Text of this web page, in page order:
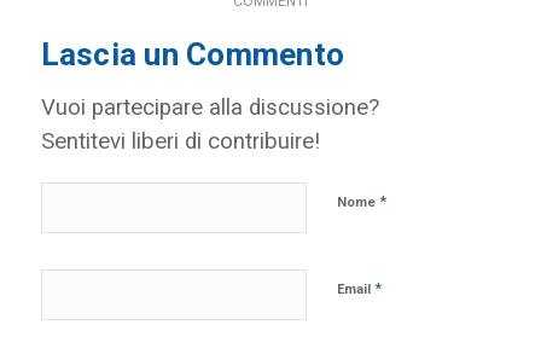
Lascia un Commento
Vuoi partecipare alla discussione?
Sentitevi liberi di contribuire!
Nome *
Email *